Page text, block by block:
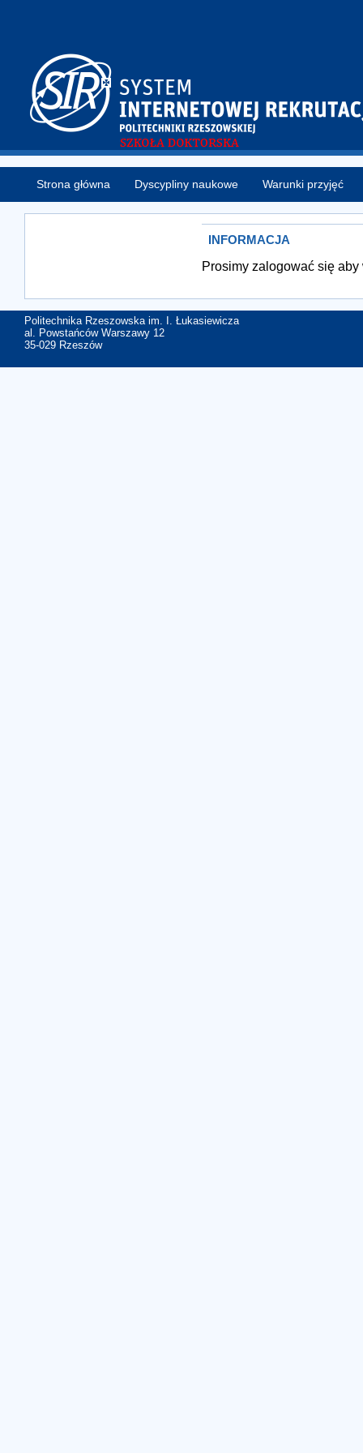
Strona główna Dyscypliny naukowe Warunki przyjęć
INFORMACJA
Prosimy zalogować się
Politechnika Rzeszowska im. I. Łukasiewicza
al. Powstańców Warszawy 12
35-029 Rzeszów